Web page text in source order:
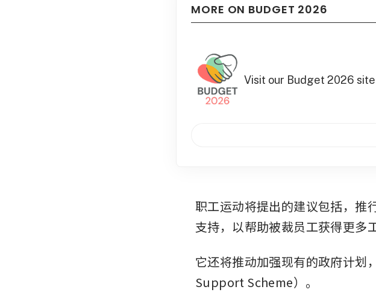
MORE ON BUDGET 2026
Visit our Budget 2026
职工运动将提出的建议包括，
支持，以帮助被裁员工获得更多
它还将推动加强现有的政府计
Support Scheme）。